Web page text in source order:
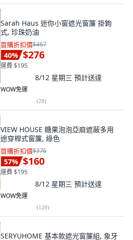
Sarah Haus 迷你小窗遮光窗簾 掛鉤
式, 珍珠奶油
首購折扣價$467
40% $276
運費 $195
8/12 星期三 預計送達
WOW免運
(28)
VIEW HOUSE 糖果泡泡亞麻遮蔽多用
途穿桿式窗簾, 綠色
首購折扣價$376
57% $160
運費 $195
8/12 星期三 預計送達
WOW免運
(120)
SERYUHOME 基本款遮光窗簾組, 象牙